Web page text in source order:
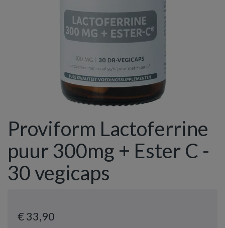
Proviform Lactoferrine
puur 300mg + Ester C -
30 vegicaps
€ 33,90